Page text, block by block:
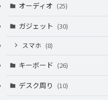
オーディオ (25)
ガジェット (30)
スマホ (8)
キーボード (26)
デスク周り (10)